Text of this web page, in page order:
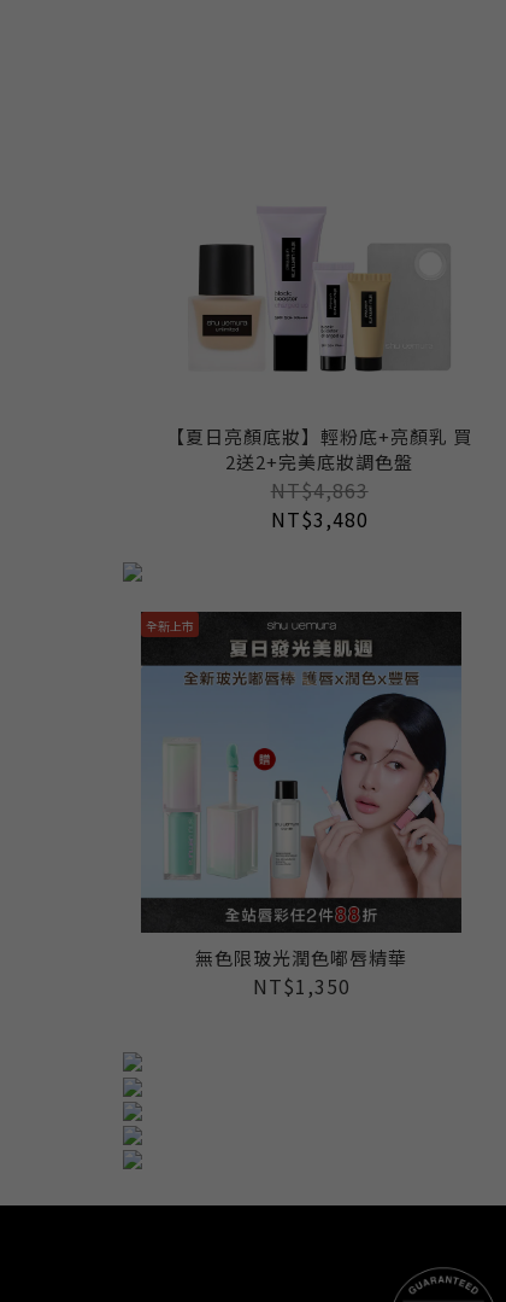
【夏日亮顏底妝】輕粉底+亮顏乳 買
2送2+完美底妝調色盤
NT$4,863
NT$3,480
全新上市
無色限玻光潤色嘟唇精華
NT$1,350